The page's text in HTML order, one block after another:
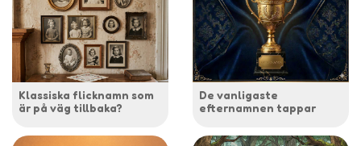
Klassiska flicknamn som
är på väg tillbaka?
De vanligaste
efternamnen tappar